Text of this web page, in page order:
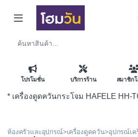
Skip to navigation
Skip to content
โปรโมชั่น บริการร้าน สมาชิก
* เครื่องดูดควันกระโจม HAFELE HH-
ห้องครัวและอุปกรณ์>เครื่องดูดควัน>อุปกรณ์เ